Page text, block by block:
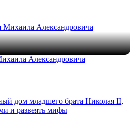
Александровича
дом младшего брата Николая II,
и развеять мифы